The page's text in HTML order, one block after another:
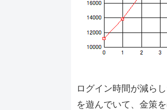
ログイン時間が減ら
を遊んでいて、金策